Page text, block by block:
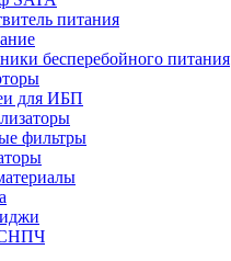
питания
бесперебойного питания
для ИБП
фильтры